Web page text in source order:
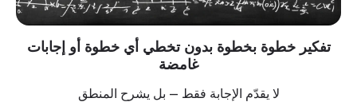
تفكير خطوة بخطوة بدون تخطي أي خطوة أو إجابات
غامضة
لا يقدّم الإجابة فقط — بل يشرح المنطق